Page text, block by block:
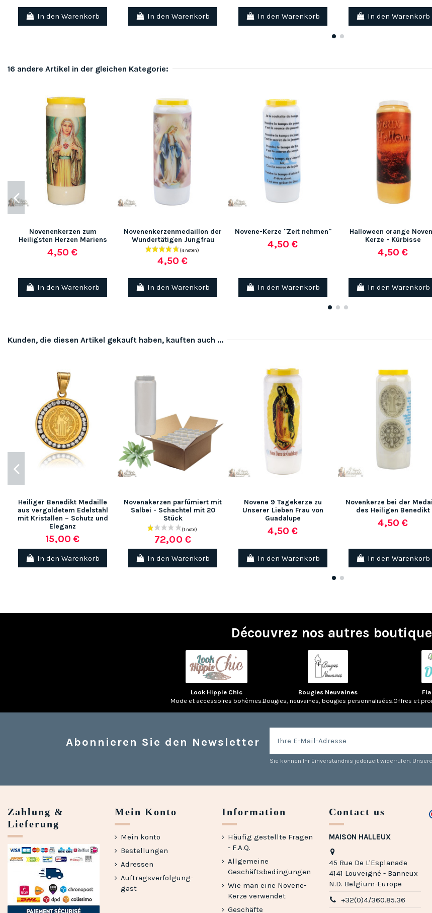
In den Warenkorb In den Warenkorb In den Warenkorb In den Warenkorb
16 andere Artikel in der gleichen Kategorie:
Novenenkerzen zum
Heiligsten Herzen Mariens
4,50 €
In den Warenkorb
Novenenkerzenmedaillon der
Wundertätigen Jungfrau
4,50 €
In den Warenkorb
Novene-Kerze "Zeit nehmen"
4,50 €
In den Warenkorb
Halloween orange
Kerze - Kürbisse
4,50 €
In den Warenkorb
Kunden, die diesen Artikel gekauft haben, kauften auch ...
Heiliger Benedikt Medaille
aus vergoldetem Edelstahl
mit Kristallen – Schutz und
Eleganz
15,00 €
In den Warenkorb
Novenakerzen parfümiert mit
Salbei - Schachtel mit 20
Stück
72,00 €
In den Warenkorb
Novene 9 Tagekerze zu
Unserer Lieben Frau von
Guadalupe
4,50 €
In den Warenkorb
Novenkerze bei der
des Heiligen Benedikt
4,50 €
In den Warenkorb
Découvrez nos autres
Look Hippie Chic
Mode et accessoires bohèmes.
Bougies Neuvaines
Bougies, neuvaines, bougies personnalisées. Offres et
Abonnieren Sie den Newsletter
Sie können Ihr Einverständnis jederzeit widerrufen.
Zahlung &
Lieferung
Mein Konto
Mein konto
Bestellungen
Adressen
Auftragsverfolgung-
gast
Information
Häufig gestellte Fragen
- F.A.Q.
Allgemeine
Geschäftsbedingungen
Wie man eine Novene-
Kerze verwendet
Geschäfte
Contact us
MAISON HALLEUX
45 Rue De L'Esplanade
4141 Louveigné - Banneux
N.D. Belgium-Europe
+32(0)4/360.85.36